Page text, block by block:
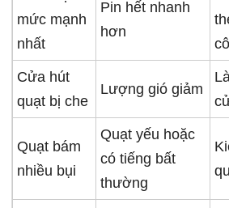
mức mạnh
nhất
Pin hết nhanh
hơn
Cửa hút
quạt bị che
Lượng gió giảm
Quạt bám
nhiều bụi
Quạt yếu hoặc
có tiếng bất
thường